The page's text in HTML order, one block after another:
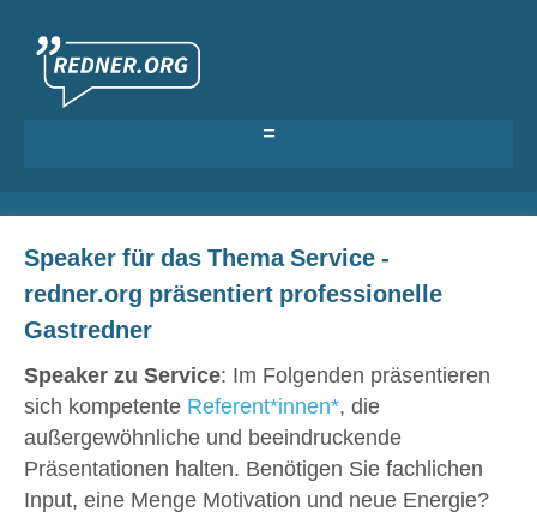
Anmelden >
Speaker für das Thema Service -
redner.org präsentiert professionelle
Gastredner
Speaker zu Service: Im Folgenden präsentieren
sich kompetente Referent*innen*, die
außergewöhnliche und beeindruckende
Präsentationen halten. Benötigen Sie fachlichen
Input, eine Menge Motivation und neue Energie?